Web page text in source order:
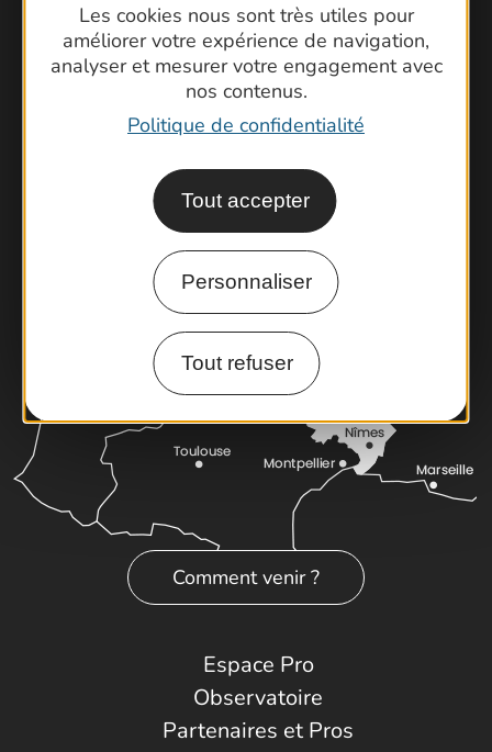
Les cookies nous sont très utiles pour
améliorer votre expérience de navigation,
analyser et mesurer votre engagement avec
nos contenus.
Politique de confidentialité
Tout accepter
Personnaliser
Tout refuser
Contactez-nous !
Foire aux questions
Cartoguides et Topoguides
Latitude Gard
Comment venir ?
Espace Pro
Observatoire
Partenaires et Pros